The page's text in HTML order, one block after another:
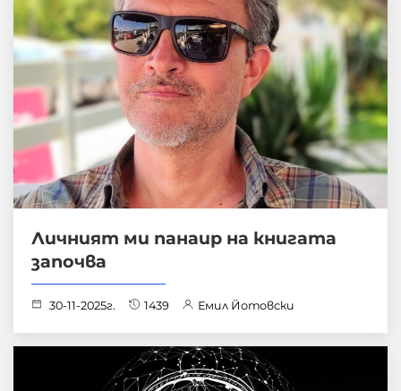
Личният ми панаир на книгата
започва
30-11-2025г. 1439 Емил Йотовски